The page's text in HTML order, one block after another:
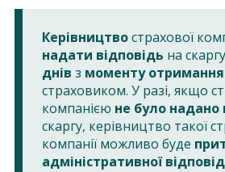
Керівництвострахової
надати відповідь на скаргу
днів з моменту отримання
страховиком. У разі, якщо
компанією не було надано
скаргу, керівництво такої
компанії можливо буде
адміністративної